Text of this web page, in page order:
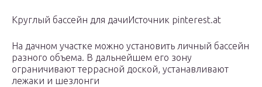
Круглый бассейн для дачиИсточник pinterest.at
На дачном участке можно установить личный бассейн
разного объема. В дальнейшем его зону
ограничивают террасной доской, устанавливают
лежаки и шезлонги